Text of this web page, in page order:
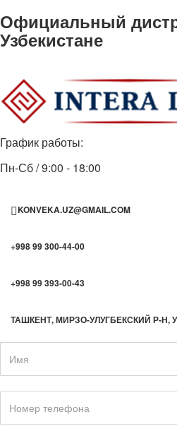
Официальный
Узбекистане
График работы:
Пн-Сб / 9:00 - 18:00
KONVEKA.UZ@GMAIL.COM
+998 99 300-44-00
+998 99 393-00-43
ТАШКЕНТ, МИРЗО-УЛУГБЕКСКИЙ Р-Н,